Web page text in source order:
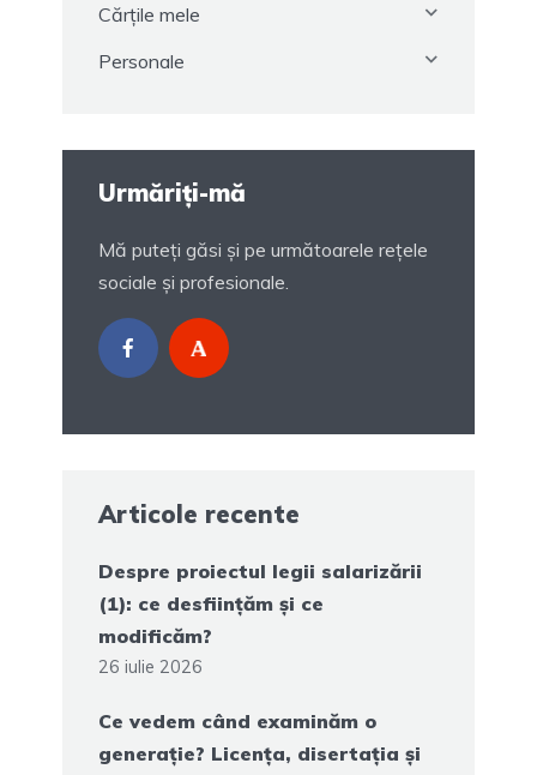
Cărțile mele
Personale
Urmăriți-mă
Mă puteți găsi și pe următoarele rețele
sociale și profesionale.
Articole recente
Despre proiectul legii salarizării
(1): ce desființăm și ce
modificăm?
26 iulie 2026
Ce vedem când examinăm o
generație? Licența, disertația și